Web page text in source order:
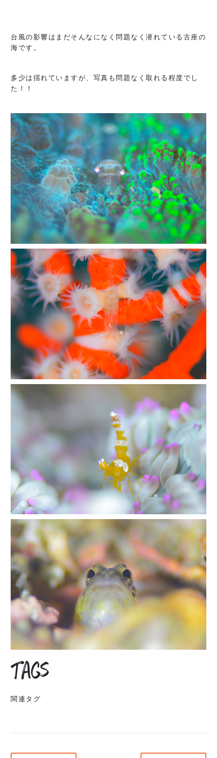
台風の影響はまだそんなになく問題なく潜れている古座の
海です。
多少は揺れていますが、写真も問題なく取れる程度でし
た！！
Tags
関連タグ